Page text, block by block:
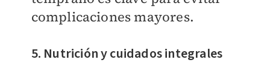
complicaciones mayores.
5. Nutrición y cuidados integrales